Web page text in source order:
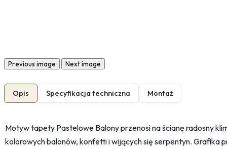
Previous image Next image
Opis Specyfikacja techniczna Montaż
Motyw tapety Pastelowe Balony przenosi na ścianę radosny
kolorowych balonów, konfetti i wijących się serpentyn. Grafika